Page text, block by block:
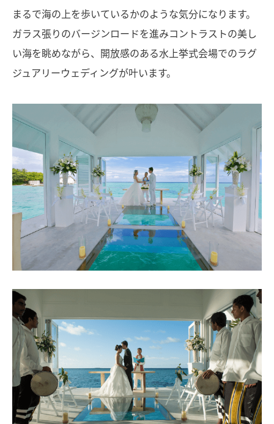
まるで海の上を歩いているかのような気分になります。
ガラス張りのバージンロードを進みコントラストの美し
い海を眺めながら、開放感のある水上挙式会場でのラグ
ジュアリーウェディングが叶います。